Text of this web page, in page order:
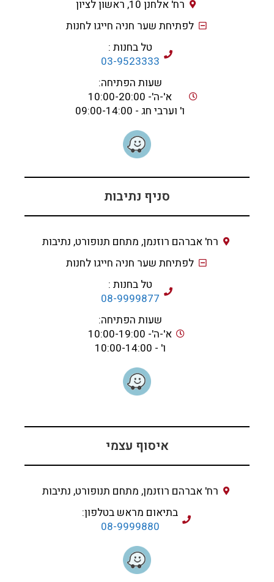
רח' אלחנן 10, ראשון לציון
לפתיחת שער חניה חייגו לחנות
טל בחנות :
03-9523333
שעות הפתיחה:
א'-ה'- 10:00-20:00
ו' וערבי חג - 09:00-14:00
סניף נתיבות
רח' אברהם רוזנמן, מתחם תנופורט, נתיבות
לפתיחת שער חניה חייגו לחנות
טל בחנות :
08-9999877
שעות הפתיחה:
א'-ה'- 10:00-19:00
ו' - 10:00-14:00
איסוף עצמי
רח' אברהם רוזנמן, מתחם תנופורט, נתיבות
בתיאום מראש בטלפון:
08-9999880